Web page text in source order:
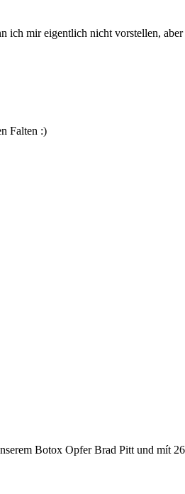
mir eigentlich nicht vorstellen,
Falten :)
Botox Opfer Brad Pitt und mít